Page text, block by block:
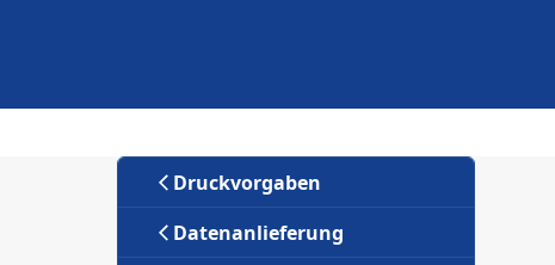
Druckvorgaben
Datenanlieferung